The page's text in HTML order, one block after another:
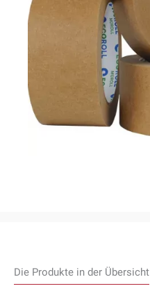
Die Produkte in der Übersicht